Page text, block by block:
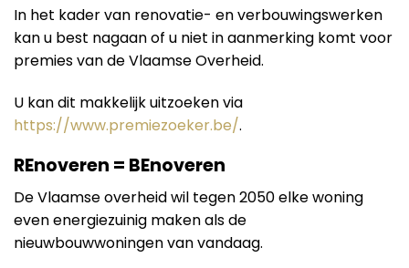
In het kader van renovatie- en verbouwingswerken
kan u best nagaan of u niet in aanmerking komt voor
premies van de Vlaamse Overheid.
U kan dit makkelijk uitzoeken via
https://www.premiezoeker.be/.
REnoveren = BEnoveren
De Vlaamse overheid wil tegen 2050 elke woning
even energiezuinig maken als de
nieuwbouwwoningen van vandaag.